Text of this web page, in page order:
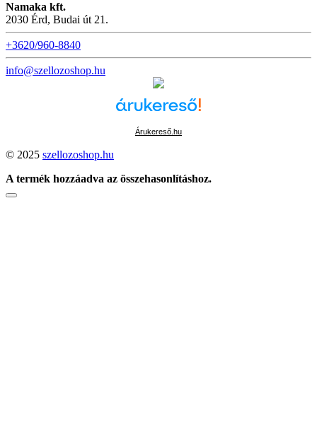
Namaka kft.
2030 Érd, Budai út 21.
+3620/960-8840
info@szellozoshop.hu
Árukereső.hu
© 2025 szellozoshop.hu
A termék hozzáadva az összehasonlításhoz.